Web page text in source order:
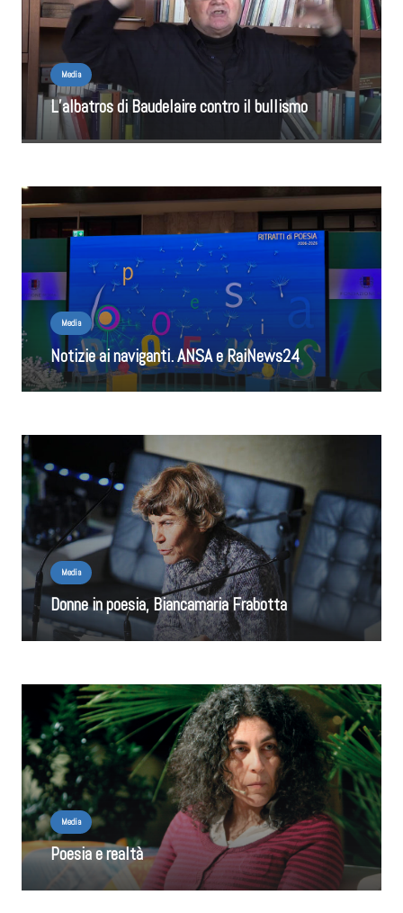
Media
L’albatros di Baudelaire contro il bullismo
Media
Notizie ai naviganti. ANSA e RaiNews24
Media
Donne in poesia, Biancamaria Frabotta
Media
Poesia e realtà